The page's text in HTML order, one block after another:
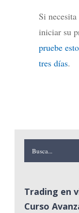
Si
iniciar su
pruebe
tres días.
Buscar:
Trading en
Curso